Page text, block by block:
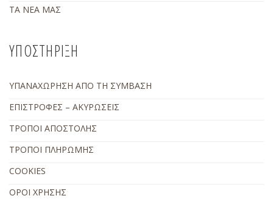
ΤΑ ΝΕΑ ΜΑΣ
ΥΠΟΣΤΗΡΙΞΗ
ΥΠΑΝΑΧΩΡΗΣΗ ΑΠΟ ΤΗ ΣΥΜΒΑΣΗ
ΕΠΙΣΤΡΟΦΕΣ – ΑΚΥΡΩΣΕΙΣ
ΤΡΟΠΟΙ ΑΠΟΣΤΟΛΗΣ
ΤΡΟΠΟΙ ΠΛΗΡΩΜΗΣ
COOKIES
ΟΡΟΙ ΧΡΗΣΗΣ